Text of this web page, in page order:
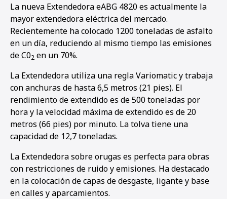
La nueva Extendedora eABG 4820 es actualmente la
mayor extendedora eléctrica del mercado.
Recientemente ha colocado 1200 toneladas de asfalto
en un día, reduciendo al mismo tiempo las emisiones
de C02 en un 70%.
La Extendedora utiliza una regla Variomatic y trabaja
con anchuras de hasta 6,5 metros (21 pies). El
rendimiento de extendido es de 500 toneladas por
hora y la velocidad máxima de extendido es de 20
metros (66 pies) por minuto. La tolva tiene una
capacidad de 12,7 toneladas.
La Extendedora sobre orugas es perfecta para obras
con restricciones de ruido y emisiones. Ha destacado
en la colocación de capas de desgaste, ligante y base
en calles y aparcamientos.